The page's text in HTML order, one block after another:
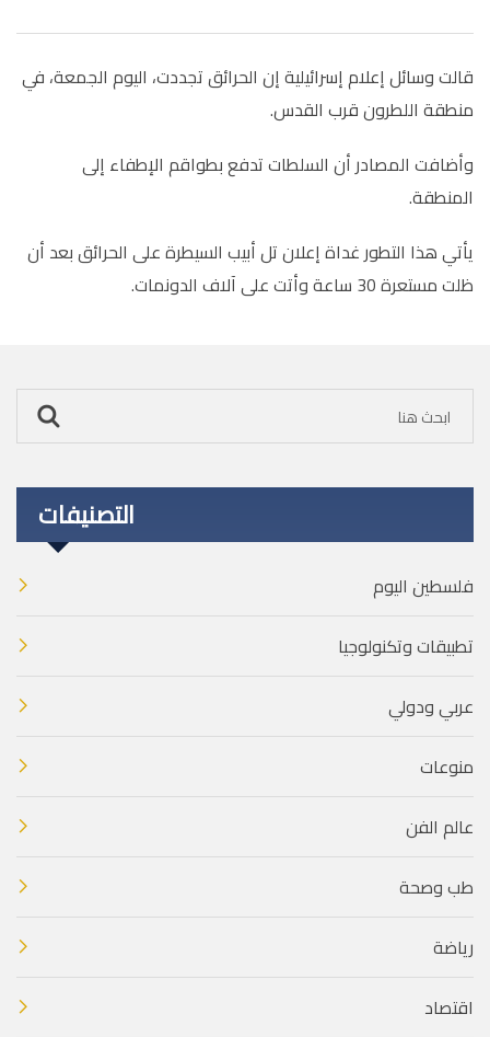
قالت وسائل إعلام إسرائيلية إن الحرائق تجددت، اليوم الجمعة، في
منطقة اللطرون قرب القدس.
وأضافت المصادر أن السلطات تدفع بطواقم الإطفاء إلى
المنطقة.
يأتي هذا التطور غداة إعلان تل أبيب السيطرة على الحرائق بعد أن
ظلت مستعرة 30 ساعة وأتت على آلاف الدونمات.
التصنيفات
فلسطين اليوم
تطبيقات وتكنولوجيا
عربي ودولي
منوعات
عالم الفن
طب وصحة
رياضة
اقتصاد